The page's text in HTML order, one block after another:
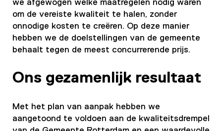
we afgewogen welke maatregelen nodig waren
om de vereiste kwaliteit te halen, zonder
onnodige kosten te creëren. Op deze manier
hebben we de doelstellingen van de gemeente
behaalt tegen de meest concurrerende prijs.
Ons gezamenlijk resultaat
Met het plan van aanpak hebben we
aangetoond te voldoen aan de kwaliteitsdrempel